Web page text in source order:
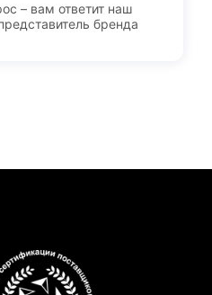
– вам ответит наш
бренда